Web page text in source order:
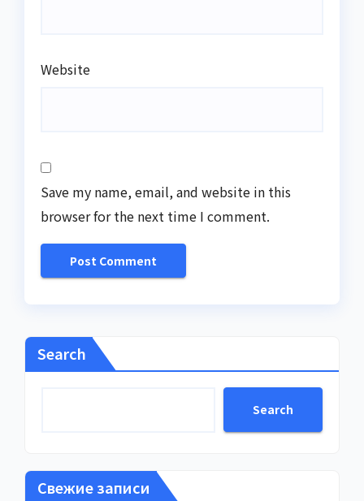
Website
Save my name, email, and website in this
browser for the next time I comment.
Search
Search
Свежие записи